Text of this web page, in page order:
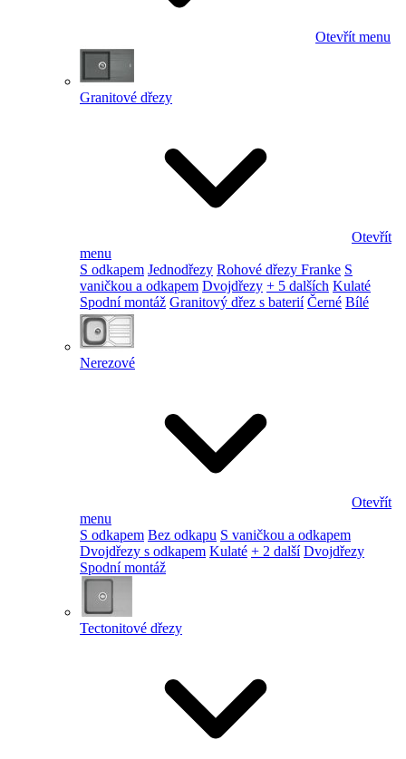
Otevřít menu
Granitové dřezy
Otevřít
menu
S odkapem Jednodřezy Rohové dřezy Franke S
vaničkou a odkapem Dvojdřezy + 5 dalších Kulaté
Spodní montáž Granitový dřez s baterií Černé Bílé
Nerezové
Otevřít
menu
S odkapem Bez odkapu S vaničkou a odkapem
Dvojdřezy s odkapem Kulaté + 2 další Dvojdřezy
Spodní montáž
Tectonitové dřezy